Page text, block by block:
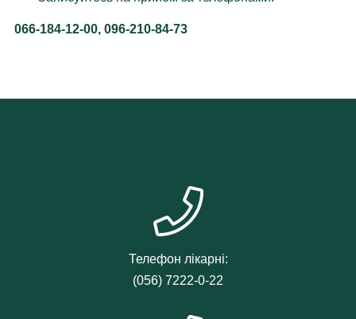
066-184-12-00, 096-210-84-73
Телефон лікарні:
(056) 7222-0-22